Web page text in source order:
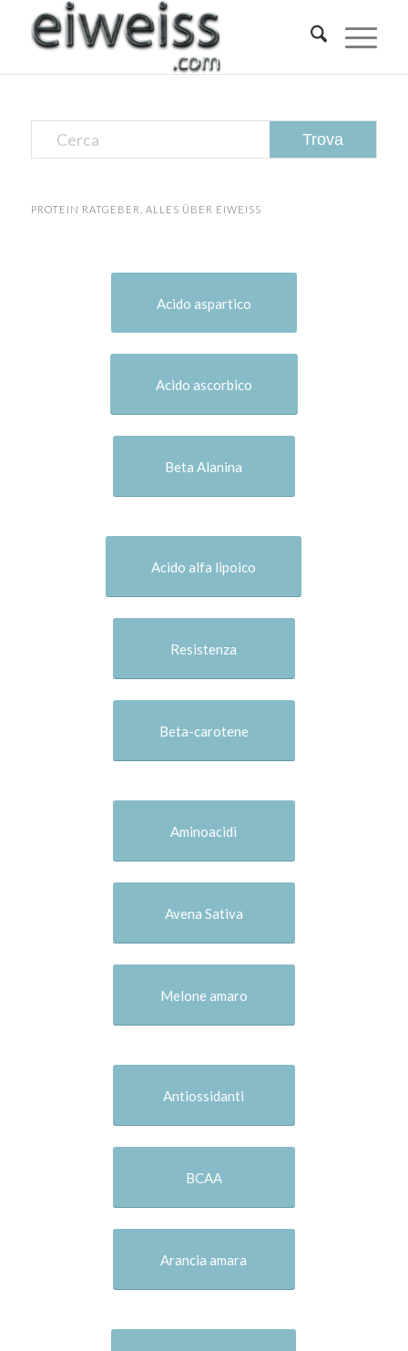
PROTEIN RATGEBER, ALLES ÜBER EIWEISS
Acido aspartico
Acido ascorbico
Beta Alanina
Acido alfa lipoico
Resistenza
Beta-carotene
Aminoacidi
Avena Sativa
Melone amaro
Antiossidanti
BCAA
Arancia amara